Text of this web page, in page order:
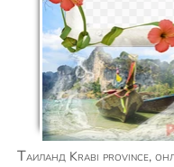
Таиланд Krabi province, онлайн вставить фото